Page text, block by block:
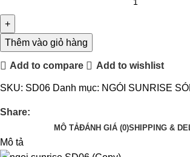
Thêm vào giỏ hàng
Add to compare Add to wishlist
SKU: SD06 Danh mục: NGÓI SUNRISE
Share:
MÔ TẢĐÁNH GIÁ (0)SHIPPING &
Mô tả